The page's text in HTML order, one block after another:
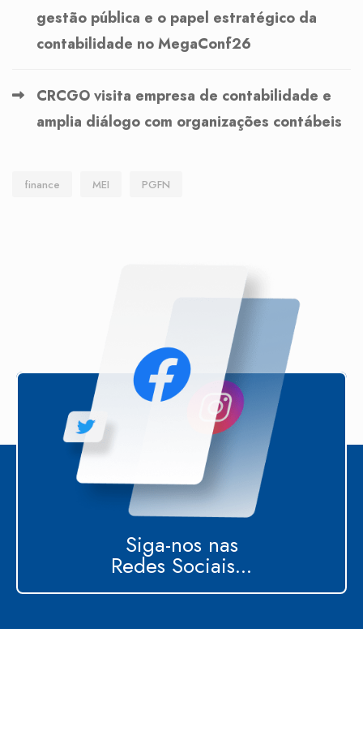
gestão pública e o papel estratégico da
contabilidade no MegaConf26
CRCGO visita empresa de contabilidade e
amplia diálogo com organizações contábeis
finance MEI PGFN
Siga-nos nas
Redes Sociais...